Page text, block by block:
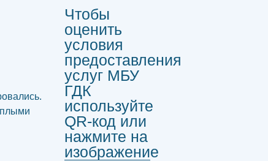
Чтобы
оценить
условия
предоставления
услуг МБУ
ГДК
используйте
QR-код или
нажмите на
изображение